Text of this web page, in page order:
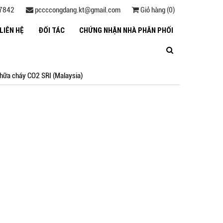
pccccongdang.kt@gmail.com Giỏ hàng (0)
LIÊN HỆ ĐỐI TÁC CHỨNG NHẬN NHÀ PHÂN PHỐI
cháy CO2 SRI (Malaysia)